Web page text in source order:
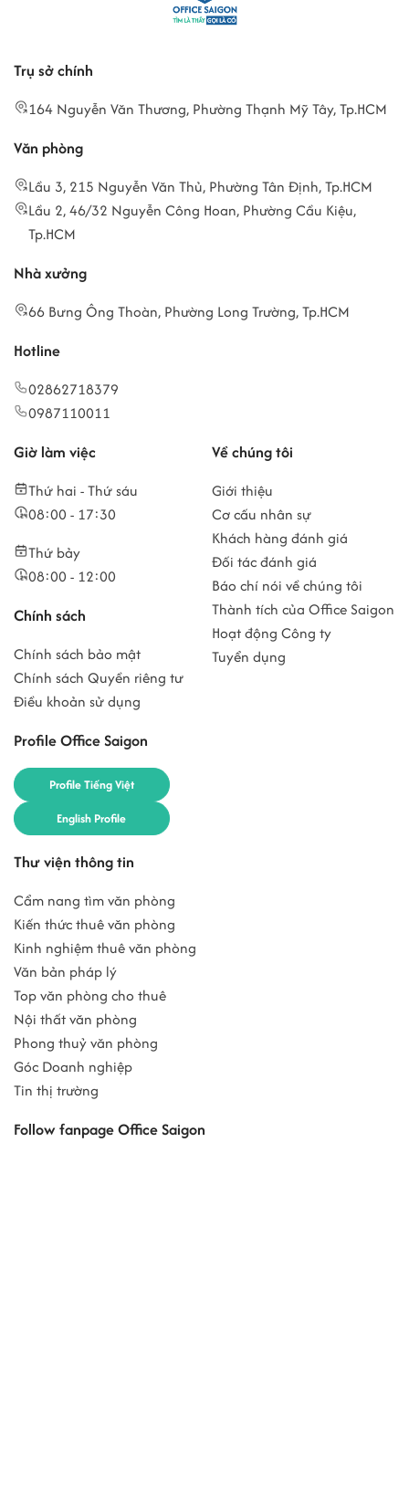
Trụ sở chính
164 Nguyễn Văn Thương, Phường Thạnh Mỹ Tây, Tp.HCM
Văn phòng
Lầu 3, 215 Nguyễn Văn Thủ, Phường Tân Định, Tp.HCM
Lầu 2, 46/32 Nguyễn Công Hoan, Phường Cầu Kiệu,
Tp.HCM
Nhà xưởng
66 Bưng Ông Thoàn, Phường Long Trường, Tp.HCM
Hotline
02862718379
0987110011
Giờ làm việc
Thứ hai - Thứ sáu
08:00 - 17:30
Thứ bảy
08:00 - 12:00
Chính sách
Chính sách bảo mật
Chính sách Quyền riêng tư
Điều khoản sử dụng
Profile Office Saigon
Profile Tiếng Việt
English Profile
Về chúng tôi
Giới thiệu
Cơ cấu nhân sự
Khách hàng đánh giá
Đối tác đánh giá
Báo chí nói về chúng tôi
Thành tích của Office Saigon
Hoạt động Công ty
Tuyển dụng
Thư viện thông tin
Cẩm nang tìm văn phòng
Kiến thức thuê văn phòng
Kinh nghiệm thuê văn phòng
Văn bản pháp lý
Top văn phòng cho thuê
Nội thất văn phòng
Phong thuỷ văn phòng
Góc Doanh nghiệp
Tin thị trường
Follow fanpage Office Saigon